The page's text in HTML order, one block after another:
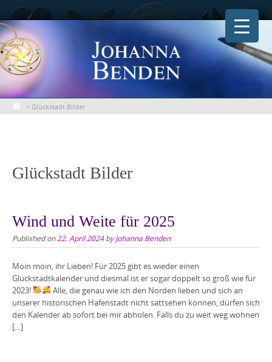
Skip
to
content
> Glückstadt Bilder
Glückstadt Bilder
Wind und Weite für 2025
Published on22. April 2024byJohanna Benden
Moin moin, ihr Lieben! Für 2025 gibt es wieder einen
Glückstadtkalender und diesmal ist er sogar doppelt so groß wie für
2023!
Alle, die genau wie ich den Norden lieben und sich an
unserer historischen Hafenstadt nicht sattsehen können, dürfen sich
den Kalender ab sofort bei mir abholen. Falls du zu weit weg wohnen
[…]